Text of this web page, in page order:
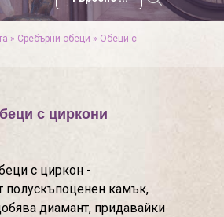
» Сребърни обеци » Обеци с
с циркони
с циркон -
полускъпоценен камък,
диамант, придавайки